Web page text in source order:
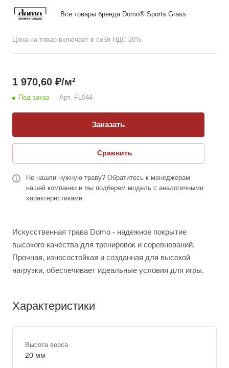
Все товары бренда Domo® Sports Grass
Цена на товар включает в себя НДС 20%.
1 970,60 ₽/м²
Под заказ Арт. FL044
Заказать
Сравнить
Не нашли нужную траву? Обратитесь к менеджерам
нашей компании и мы подберем модель с аналогичными
характеристиками.
Искусственная трава Domo - надежное покрытие
высокого качества для тренировок и соревнований.
Прочная, износостойкая и созданная для высокой
нагрузки, обеспечивает идеальные условия для игры.
Характеристики
Высота ворса
20 мм